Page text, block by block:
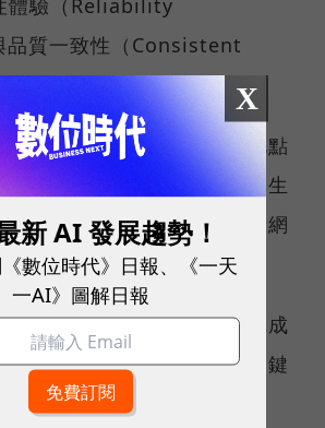
體驗（Reliability
質一致性（Consistent
度只反映單一時間、單一地點
項指標更重視使用者在真實生
因此也是最能反映電信業者網
的獎項。
量的是使用者是否能順利完成
此，考驗的是網路服務在關鍵
。例如，搶購熱門演唱會門
X
新 AI 發展趨勢！
數位時代》日報、《一天
一AI》圖解日報